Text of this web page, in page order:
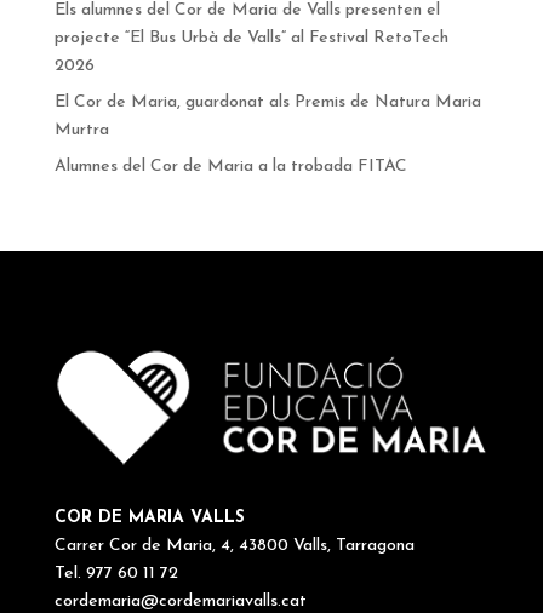
Els alumnes del Cor de Maria de Valls presenten el
projecte “El Bus Urbà de Valls” al Festival RetoTech
2026
El Cor de Maria, guardonat als Premis de Natura Maria
Murtra
Alumnes del Cor de Maria a la trobada FITAC
COR DE MARIA VALLS
Carrer Cor de Maria, 4, 43800 Valls, Tarragona
Tel. 977 60 11 72
cordemaria@cordemariavalls.cat